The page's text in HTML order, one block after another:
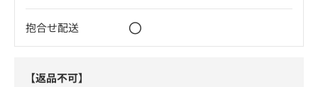
抱合せ配送 〇
【返品不可】